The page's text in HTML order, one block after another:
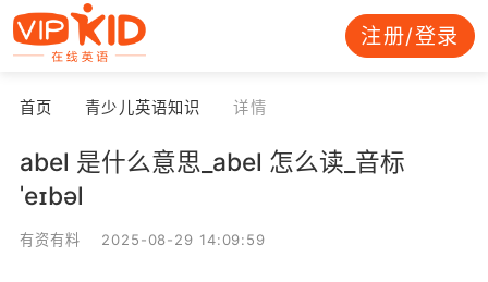
注册/登录
首页 青少儿英语知识 详情
abel 是什么意思_abel 怎么读_音标
ˈeɪbəl
有资有料 2025-08-29 14:09:59